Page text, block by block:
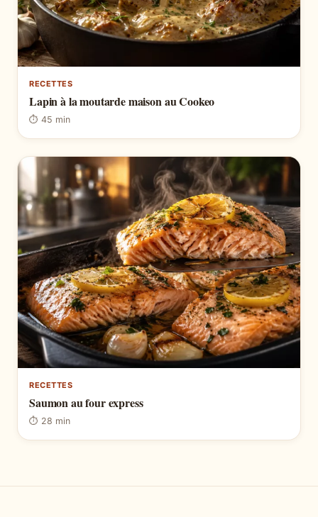
RECETTES
Lapin à la moutarde maison au Cookeo
⏱ 45 min
RECETTES
Saumon au four express
⏱ 28 min